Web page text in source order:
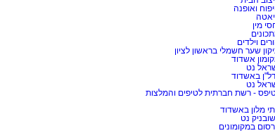
של תיאטרון, דמיון והנאה משותפת.
חדשותי? מצאתם טעות
ואופנה
מין
וילדים
שער חשמלי בראשון לציון
אשדוד
נט
באשדוד
נט
- רשת חברתית לטיפים והמלצות
מלון באשדוד
נט
במקומונים